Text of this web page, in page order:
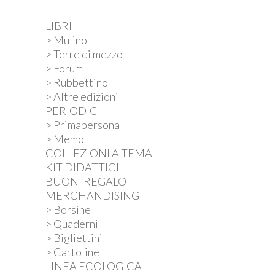
LIBRI
> Mulino
> Terre di mezzo
> Forum
> Rubbettino
> Altre edizioni
PERIODICI
> Primapersona
> Memo
COLLEZIONI A TEMA
KIT DIDATTICI
BUONI REGALO
MERCHANDISING
> Borsine
> Quaderni
> Bigliettini
> Cartoline
LINEA ECOLOGICA